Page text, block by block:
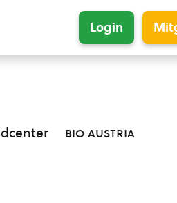
Login
bio austria